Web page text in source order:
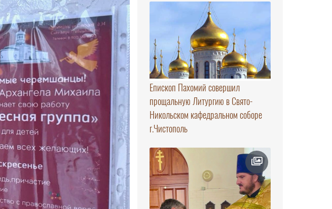
Епископ Пахомий совершил
прощальную Литургию в Свято-
Никольском кафедральном соборе
г.Чистополь